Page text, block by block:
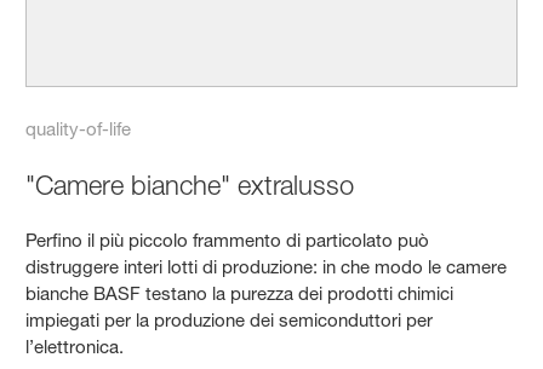
quality-of-life
"Camere bianche" extralusso
Perfino il più piccolo frammento di particolato può
distruggere interi lotti di produzione: in che modo le camere
bianche BASF testano la purezza dei prodotti chimici
impiegati per la produzione dei semiconduttori per
l’elettronica.